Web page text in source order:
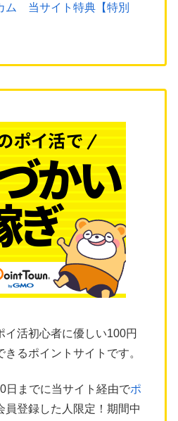
ム 当サイト特典【特別
イ活初心者に優しい100円
るポイントサイトです。
日までに当サイト経由でポ
員登録した人限定！期間中